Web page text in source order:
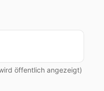
öffentlich angezeigt)